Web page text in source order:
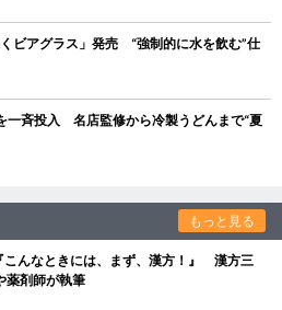
ビアグラス」発売 “強制的に水を飲む”仕
一斉投入 名店監修から冷製うどんまで“夏
もっと見る
こんなときには、まず、漢方！』 漢方三
薬剤師が執筆